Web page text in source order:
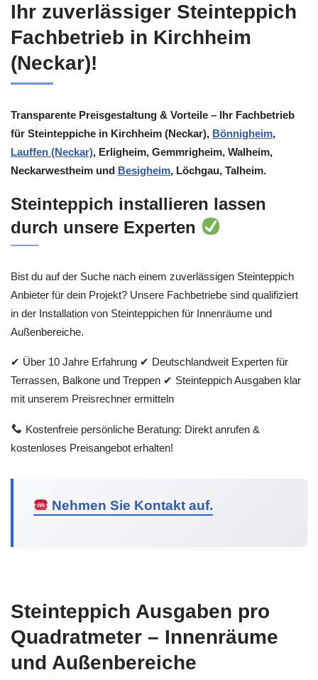
Ihr zuverlässiger Steinteppich
Fachbetrieb in Kirchheim
(Neckar)!
Transparente Preisgestaltung & Vorteile – Ihr Fachbetrieb
für Steinteppiche in Kirchheim (Neckar), Bönnigheim,
Lauffen (Neckar), Erligheim, Gemmrigheim, Walheim,
Neckarwestheim und Besigheim, Löchgau, Talheim.
Steinteppich installieren lassen
durch unsere Experten
Bist du auf der Suche nach einem zuverlässigen Steinteppich
Anbieter für dein Projekt? Unsere Fachbetriebe sind qualifiziert
in der Installation von Steinteppichen für Innenräume und
Außenbereiche.
✔ Über 10 Jahre Erfahrung ✔ Deutschlandweit Experten für
Terrassen, Balkone und Treppen ✔ Steinteppich Ausgaben klar
mit unserem Preisrechner ermitteln
Kostenfreie persönliche Beratung: Direkt anrufen &
kostenloses Preisangebot erhalten!
Nehmen Sie Kontakt auf.
Steinteppich Ausgaben pro
Quadratmeter – Innenräume
und Außenbereiche